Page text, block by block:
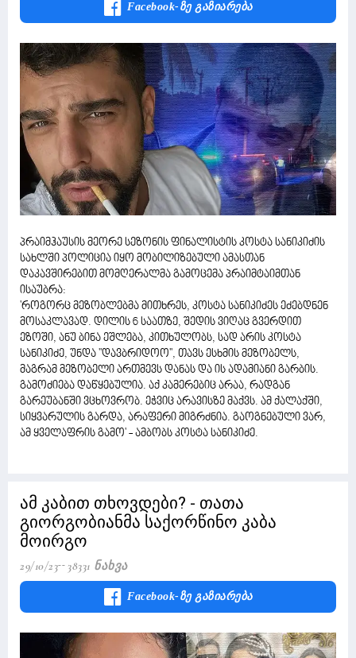
Facebook-Ზე Გაზიარება
პრაიმჰაუსის მეორე სეზონის ფინალისტის კოსტა სანიკიძის
სახლში პოლიცია იყო მობილიზებული ამასთან
დაკავშირებით მომღერალმა გამოცემა პრაიმტაიმთან
ისაუბრა:
'როგორც მეზობლებმა მითხრეს, კოსტა სანიკიძეს ეძებდნენ
მოსაკლავად. დილის 6 საათზე, შედის ვიღაც გვერდით
ეზოში, ანუ ბინა ეშლება, კითხულობს, სად არის კოსტა
სანიკიძე, უნდა ''დავბრიდოო'', თავს ესხმის მეზობელს,
მაგრამ მეზობელი ართმევს დანას და ის ადამიანი გარბის.
გამოძიება დაწყებულია. აქ კამერებიც არაა, რადგან
გარეუბანში ვცხოვრობ. ეჭვიც არავისზე მაქვს. ამ ქალაქში,
სიყვარულის გარდა, არაფერი მიგრძნია. გაოგნებული ვარ,
ამ ყველაფრის გამო' - ამბობს კოსტა სანიკიძე.
ამ კაბით თხოვდები? - თათა
გიორგობიანმა საქორწინო კაბა
მოირგო
29/10/23 38331 Ნახვა
Facebook-Ზე Გაზიარება